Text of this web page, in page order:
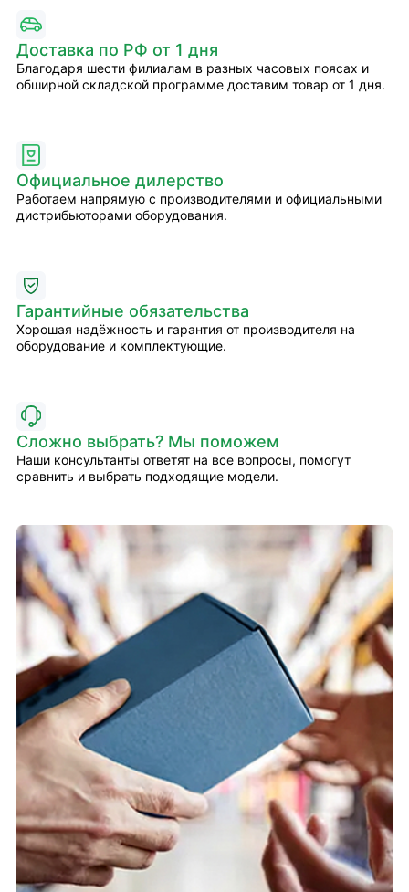
Доставка по РФ от 1 дня
Благодаря шести филиалам в разных часовых поясах и
обширной складской программе доставим товар от 1 дня.
Официальное дилерство
Работаем напрямую с производителями и официальными
дистрибьюторами оборудования.
Гарантийные обязательства
Хорошая надёжность и гарантия от производителя на
оборудование и комплектующие.
Сложно выбрать? Мы поможем
Наши консультанты ответят на все вопросы, помогут
сравнить и выбрать подходящие модели.